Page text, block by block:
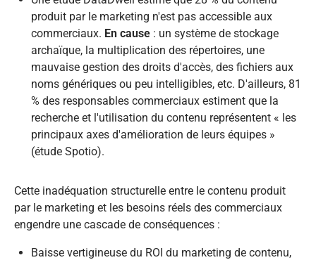
produit par le marketing n'est pas accessible aux
commerciaux. En cause : un système de stockage
archaïque, la multiplication des répertoires, une
mauvaise gestion des droits d'accès, des fichiers aux
noms génériques ou peu intelligibles, etc. D'ailleurs, 81
% des responsables commerciaux estiment que la
recherche et l'utilisation du contenu représentent « les
principaux axes d'amélioration de leurs équipes »
(étude Spotio).
Cette inadéquation structurelle entre le contenu produit
par le marketing et les besoins réels des commerciaux
engendre une cascade de conséquences :​
Baisse vertigineuse du ROI du marketing de contenu,